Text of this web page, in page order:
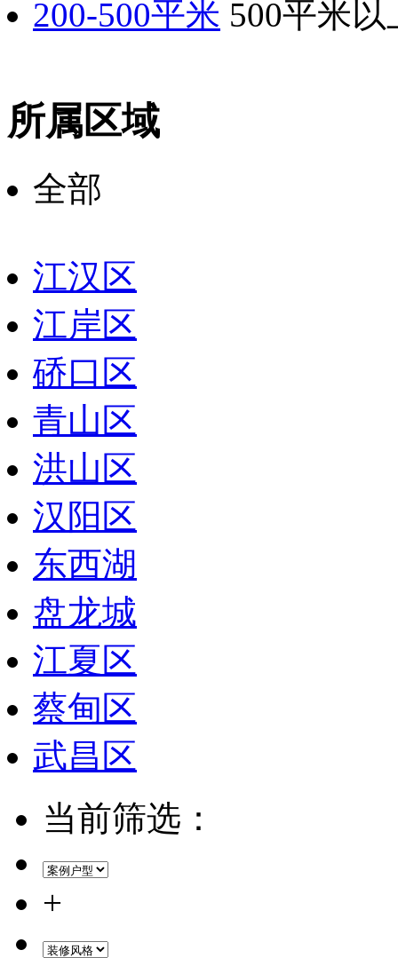
200-500平米 500平米以
所属区域
全部
江汉区
江岸区
硚口区
青山区
洪山区
汉阳区
东西湖
盘龙城
江夏区
蔡甸区
武昌区
当前筛选：
+